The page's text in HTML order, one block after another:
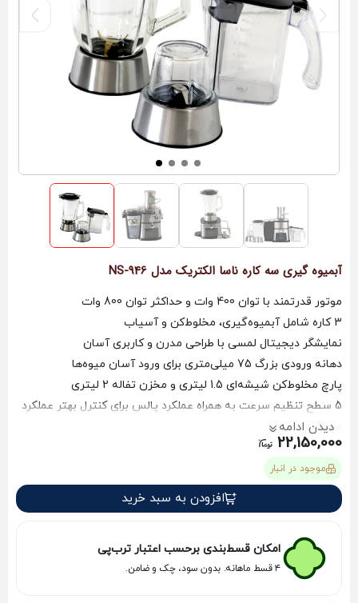
آبمیوه گیری سه کاره ناسا الکتریک مدل NS-946
موتور قدرتمند با توان 400 وات و حداکثر توان 800 وات
3 کاره شامل آبمیوه‌گیری، مخلوط‌کن و آسیاب
نمایشگر دیجیتال لمسی با طراحی مدرن و کاربری آسان
دهانه ورودی بزرگ 75 میلی‌متری برای ورود آسان میوه‌ها
پارچ مخلوط‌کن شیشه‌ای 1.5 لیتری و مخزن تفاله 2 لیتری
5 سطح تنظیم سرعت به همراه عملکرد پالس برای کنترل بهتر عملکرد
دستگاه
دیدن ادامه
22,150,000
موجود در انبار
افزودن به سبد خرید
امکان قسط‌بندی برحسب اعتبار ترب‌پی
۴ قسط ماهانه. بدون سود، چک و ضامن.